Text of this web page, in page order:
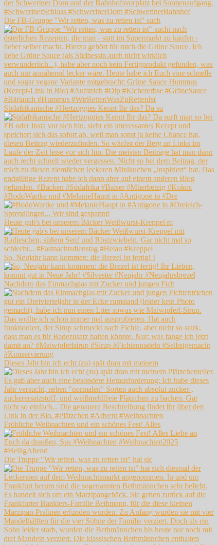
Die FB-Gruppe "Wir retten, was zu retten ist" such
Südafrikanische #Hertzoggies Kennt Ihr das? Da su
#BodoWartke und #MelanieHaupt in #Antigone in #Dre
Heute gab's bei unserem Bäcker Weißwurst-Kreppel m
So, Neujahr kann kommen: die Brezel ist fertig! I
Nachdem das Einmachglas mit Zucker und jungen Fich
Dieses Jahr bin ich echt (zu) spät dran mit meinem
Fröhliche Weihnachten und ein schönes Fest! Alles
Die Truppe "Wir retten, was zu retten ist" hat sic